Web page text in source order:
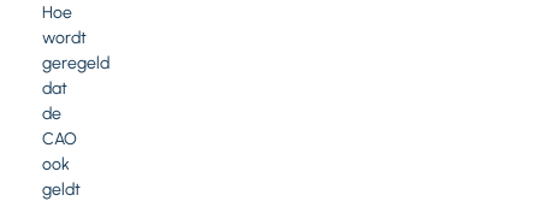
Hoe
wordt
geregeld
dat
de
CAO
ook
geldt